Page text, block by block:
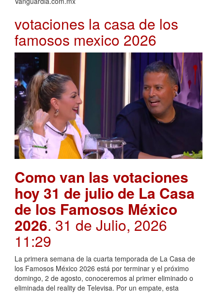
votaciones la casa de los
famosos mexico 2026
Como van las votaciones
hoy 31 de julio de La Casa
de los Famosos México
2026. 31 de Julio, 2026
11:29
La primera semana de la cuarta temporada de La Casa de
los Famosos México 2026 está por terminar y el próximo
domingo, 2 de agosto, conoceremos al primer eliminado o
eliminada del reality de Televisa. Por un empate, esta